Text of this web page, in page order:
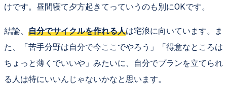
けです。昼間寝て夕方起きてっていうのも別にOKです。
結論、 自分でサイクルを作れる人は宅浪に向いています。ま
た、「苦手分野は自分で今ここでやろう」「得意なところは
ちょっと薄くでいいや」みたいに、自分でプランを立てられ
る人は特にいいんじゃないかなと思います。